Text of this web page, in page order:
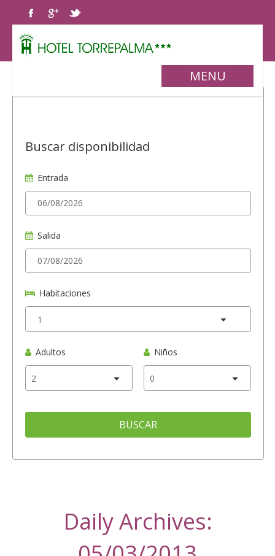
MENU
Buscar disponibilidad
Entrada
Salida
Habitaciones
Adultos Niños
BUSCAR
Daily Archives: